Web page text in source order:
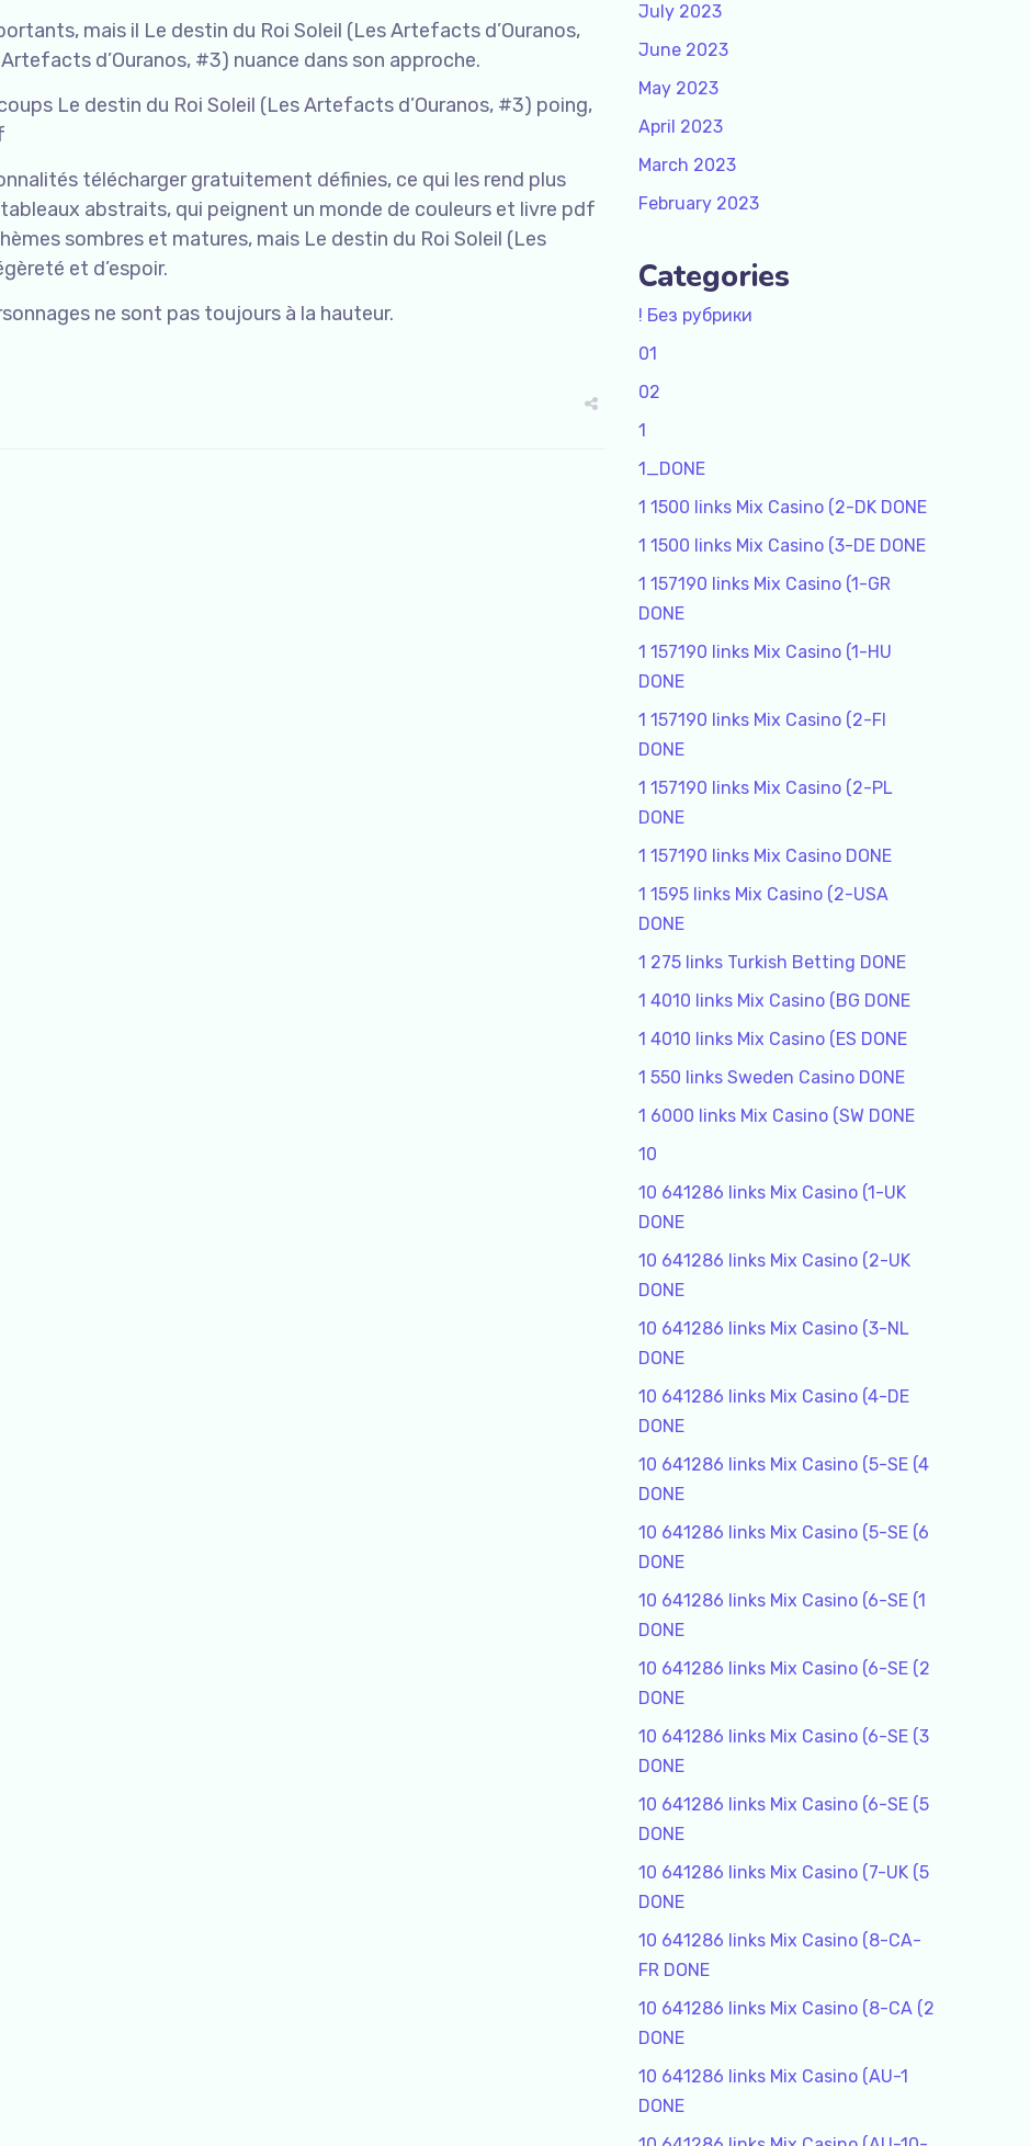
mais il Le destin du Roi Soleil (Les Artefacts d’Ouranos,
d’Ouranos, #3) nuance dans son approche.
Le destin du Roi Soleil (Les Artefacts d’Ouranos, #3) poing,
télécharger gratuitement définies, ce qui les rend plus
abstraits, qui peignent un monde de couleurs et livre pdf
sombres et matures, mais Le destin du Roi Soleil (Les
et d’espoir.
ne sont pas toujours à la hauteur.
July 2023
June 2023
May 2023
April 2023
March 2023
February 2023
Categories
! Без рубрики
01
02
1
1_DONE
1 1500 links Mix Casino (2-DK DONE
1 1500 links Mix Casino (3-DE DONE
1 157190 links Mix Casino (1-GR
DONE
1 157190 links Mix Casino (1-HU
DONE
1 157190 links Mix Casino (2-FI
DONE
1 157190 links Mix Casino (2-PL
DONE
1 157190 links Mix Casino DONE
1 1595 links Mix Casino (2-USA
DONE
1 275 links Turkish Betting DONE
1 4010 links Mix Casino (BG DONE
1 4010 links Mix Casino (ES DONE
1 550 links Sweden Casino DONE
1 6000 links Mix Casino (SW DONE
10
10 641286 links Mix Casino (1-UK
DONE
10 641286 links Mix Casino (2-UK
DONE
10 641286 links Mix Casino (3-NL
DONE
10 641286 links Mix Casino (4-DE
DONE
10 641286 links Mix Casino (5-SE (4
DONE
10 641286 links Mix Casino (5-SE (6
DONE
10 641286 links Mix Casino (6-SE (1
DONE
10 641286 links Mix Casino (6-SE (2
DONE
10 641286 links Mix Casino (6-SE (3
DONE
10 641286 links Mix Casino (6-SE (5
DONE
10 641286 links Mix Casino (7-UK (5
DONE
10 641286 links Mix Casino (8-CA-
FR DONE
10 641286 links Mix Casino (8-CA (2
DONE
10 641286 links Mix Casino (AU-1
DONE